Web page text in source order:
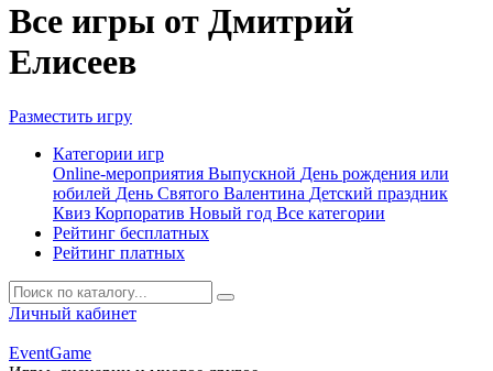
Все игры от Дмитрий
Елисеев
Разместить игру
Категории игр
Online-мероприятия Выпускной День рождения или
юбилей День Святого Валентина Детский праздник
Квиз Корпоратив Новый год Все категории
Рейтинг бесплатных
Рейтинг платных
Личный кабинет
EventGame